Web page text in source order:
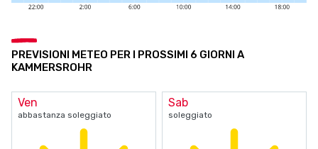
PREVISIONI METEO PER I PROSSIMI 6 GIORNI A
KAMMERSROHR
Ven
abbastanza soleggiato
Sab
soleggiato